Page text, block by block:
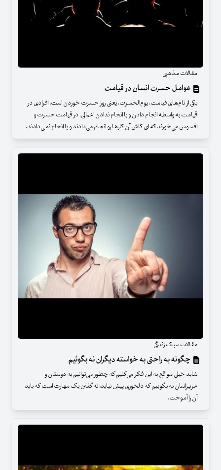
مقالات مذهبی
عوامل حسرت‌ انسان در قیامت
یکی از نام‌های قیامت، یوم‌الحسرت، یعنی روز حسرت خوردن است. افرادی در
قیامت به واسطه انجام دادن و یا انجام ندادن اعمالی، در قیامت حسرت و
افسوس می‌خورند که ای کاش آن کارها رو انجام می‌دادند و یا انجام نمی‌دادند.
مقالات سبک زندگی
چگونه به راحتی به خواسته دیگران نه بگوئیم
شاید خیلی مواقع به این فکر می‌کنیم که چطور می‌توانیم به دوستان و
عزیزانمان نه بگوییم که دلخوری پیش نیاید؛ نه گفتن یک مهارت است که باید
آن را آموخت.